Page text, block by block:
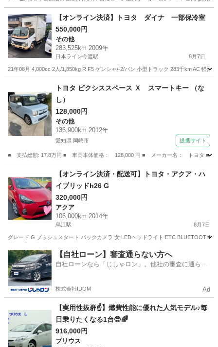
岐阜 安八郡 その他
【オンライン決済】トヨタ ダイナ 一部保冷室
550,000円
その他
283,525km 2009年
日本ライン今渡駅 8月7日
21年08月 4,000cc 2人/1,850kg R F5 ゲンシャ/-2/バン 小型トラック 283千km AC 軽油
美濃加茂市 日本ライン今渡駅 その他
トヨタ ピクシススペース Ｘ スマートキー （な
し）
128,000円
その他
136,900km 2012年
愛知県 岡崎市 提携サイト
■ 支払総額: 17.8万円 ■ 車両本体価格： 128,000 円 ■ メーカー名： トヨタ
その他
【オンライン決済・配送可】トヨタ・アクア・ハ
イブリッドh26 G
320,000円
アクア
106,000km 2014年
烏江駅 8月7日
グレード G プッシュスタート パックカメラ 女 LEDヘッドライト ETC BLUETOOTH
岐阜 安八郡 烏江駅 アクア BLUETOOTH
【自社ローン】審査通らない方へ
自社ローンなら「じしゃロン」。他社の審査に通らな
株式会社IDOM Ad
【実用性抜群☝️】燃費性能に優れた人気モデル♪毎
日乗りたくなる1台😎🌈
916,000円
プリウス